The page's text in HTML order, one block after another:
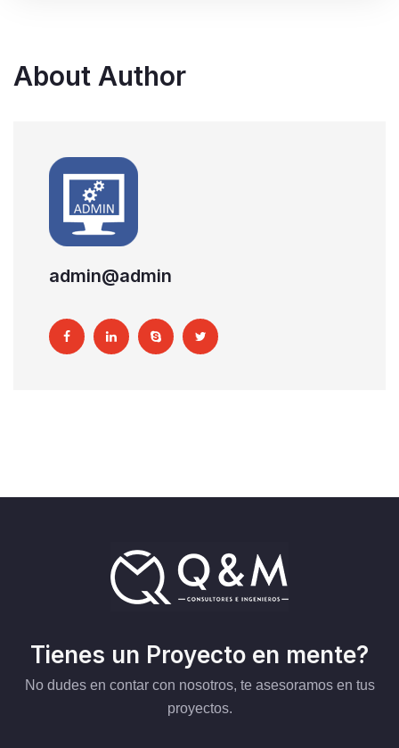
About Author
admin@admin
Tienes un Proyecto en mente?
No dudes en contar con nosotros, te asesoramos en tus
proyectos.